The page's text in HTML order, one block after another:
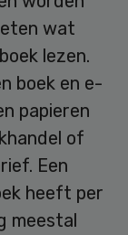
wat
lezen.
boek en e-
papieren
of
Een
heeft per
meestal